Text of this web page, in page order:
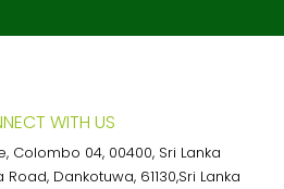
WITH US
Colombo 04, 00400, Sri Lanka
Dankotuwa, 61130,Sri Lanka